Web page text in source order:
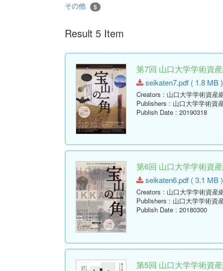
その他 5
Result 5 Item
第7回 山口大学学術資
seikaten7.pdf ( 1.8 MB )
Creators : 山口大学学術資産
Publishers : 山口大学学術資
Publish Date : 20190318
第6回 山口大学学術資
seikaten6.pdf ( 3.1 MB )
Creators : 山口大学学術資産
Publishers : 山口大学学術資
Publish Date : 20180300
第5回 山口大学学術資